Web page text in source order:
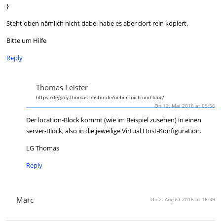
}
Steht oben nämlich nicht dabei habe es aber dort rein kopiert.
Bitte um Hilfe
Reply
Thomas Leister
https://legacy.thomas-leister.de/ueber-mich-und-blog/
On 12. Mai 2016 at 09:56
Der location-Block kommt (wie im Beispiel zusehen) in einen
server-Block, also in die jeweilige Virtual Host-Konfiguration.
LG Thomas
Reply
Marc On 2. August 2016 at 16:39